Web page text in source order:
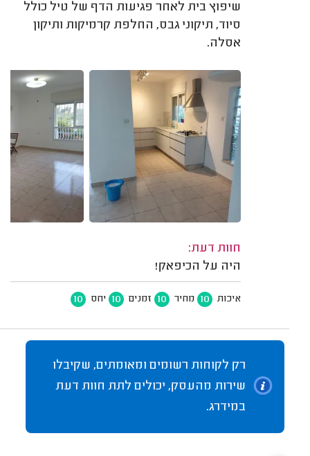
שיפוץ בית לאחר פגיעות הדף של טיל כולל
סיוד, תיקוני גבס, החלפת קרמיקות ותיקון
אסלה.
חוות דעת:
היה על הכיפאק!
איכות 10 מחיר 10 זמנים 10 יחס 10
רק לקוחות רשומים ומאומתים, שקיבלו
שירות מהעסק, יכולים לתת חוות דעת
במידרג.